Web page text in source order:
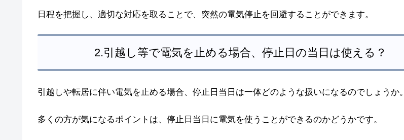
日程を把握し、適切な対応を取ることで、突然の電気停止を回避することができます。
2.引越し等で電気を止める場合、停止日の当日は使える？
引越しや転居に伴い電気を止める場合、停止日当日は一体どのような扱いになるのでしょうか。
多くの方が気になるポイントは、停止日当日に電気を使うことができるのかどうかです。